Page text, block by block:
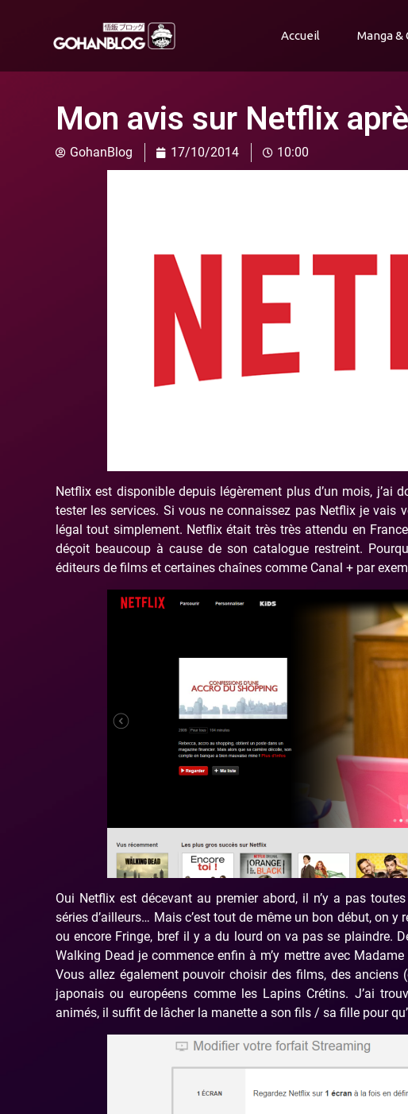
Accueil Manga &
Mon avis sur Netflix
GohanBlog 17/10/2014 10:00
Netflix est disponible depuis légèrement plus d’un mois,
tester les services. Si vous ne connaissez pas Netflix je vais
légal tout simplement. Netflix était très très attendu en
déçoit beaucoup à cause de son catalogue restreint.
éditeurs de films et certaines chaînes comme Canal + par
Oui Netflix est décevant au premier abord, il n’y a pas
séries d’ailleurs… Mais c’est tout de même un bon début, on
ou encore Fringe, bref il y a du lourd on va pas se plaindre.
Walking Dead je commence enfin à m’y mettre avec
Vous allez également pouvoir choisir des films, des
japonais ou européens comme les Lapins Crétins. J’ai
animés, il suffit de lâcher la manette a son fils / sa fille pour